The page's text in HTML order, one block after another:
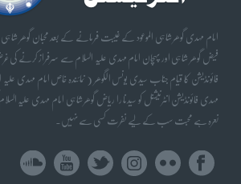
امام مہدی گوھر شاہی الموعود کے غیبت فرمانے کے بعد محبان گوھر شاہی
فائونڈیشن کا قیام جناب سیدی یونس الگوھر ( نمائندہ خاص امام مہدی علیہ
مہدی فائونڈیشن انٹرنیشنل کو سیدنا را ریاض گوھر شاہی امام مہدی علیہ
نعرہ ہے محبت سب کے لیے نفرت کسی سے نہیں۔